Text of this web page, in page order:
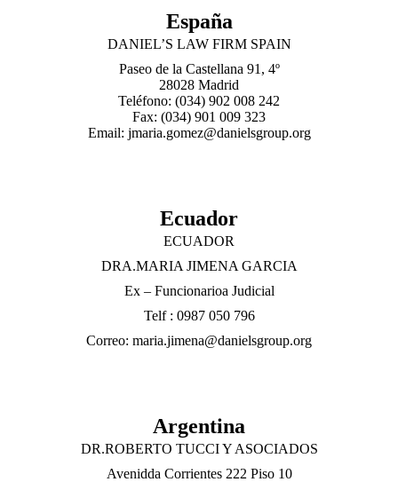
España
DANIEL’S LAW FIRM SPAIN
Paseo de la Castellana 91, 4º
28028 Madrid
Teléfono: (034) 902 008 242
Fax: (034) 901 009 323
Email: jmaria.gomez@danielsgroup.org
Ecuador
ECUADOR
DRA.MARIA JIMENA GARCIA
Ex – Funcionarioa Judicial
Telf : 0987 050 796
Correo: maria.jimena@danielsgroup.org
Argentina
DR.ROBERTO TUCCI Y ASOCIADOS
Avenidda Corrientes 222 Piso 10